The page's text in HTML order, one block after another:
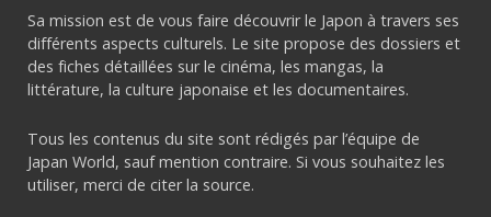
Sa mission est de vous faire découvrir le Japon à travers ses
différents aspects culturels. Le site propose des dossiers et
des fiches détaillées sur le cinéma, les mangas, la
littérature, la culture japonaise et les documentaires.
Tous les contenus du site sont rédigés par l’équipe de
Japan World, sauf mention contraire. Si vous souhaitez les
utiliser, merci de citer la source.